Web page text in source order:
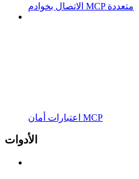
الاتصال بخوادم MCP متعددة
اعتبارات أمان MCP
الأدوات